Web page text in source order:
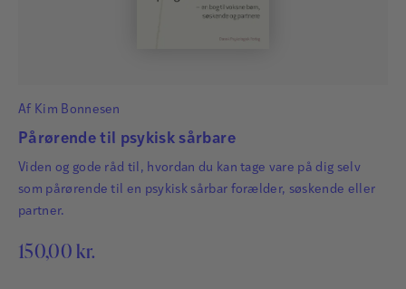
Af Kim Bonnesen
Pårørende til psykisk sårbare
Viden og gode råd til, hvordan du kan tage vare på dig selv
som pårørende til en psykisk sårbar forælder, søskende eller
partner.
150,00 kr.